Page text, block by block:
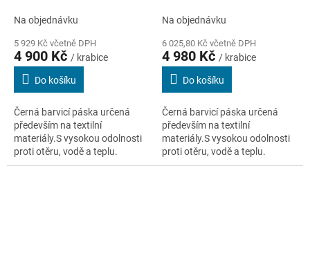
specifikace textil / balení
Na objednávku
5 929 Kč včetně DPH
4 900 Kč / krabice
Do košíku
Černá barvicí páska určená
především na textilní
materiály.S vysokou odolnosti
proti otěru, vodě a teplu.
specifikace textil / balení
Na objednávku
6 025,80 Kč včetně DPH
4 980 Kč / krabice
Do košíku
Černá barvicí páska určená
především na textilní
materiály.S vysokou odolnosti
proti otěru, vodě a teplu.